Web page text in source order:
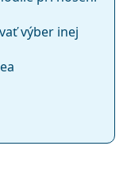
výber inej